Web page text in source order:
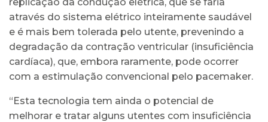
através do sistema elétrico inteiramente saudável
e é mais bem tolerada pelo utente, prevenindo a
degradação da contração ventricular (insuficiência
cardíaca), que, embora raramente, pode ocorrer
com a estimulação convencional pelo pacemaker.
“Esta tecnologia tem ainda o potencial de
melhorar e tratar alguns utentes com insuficiência